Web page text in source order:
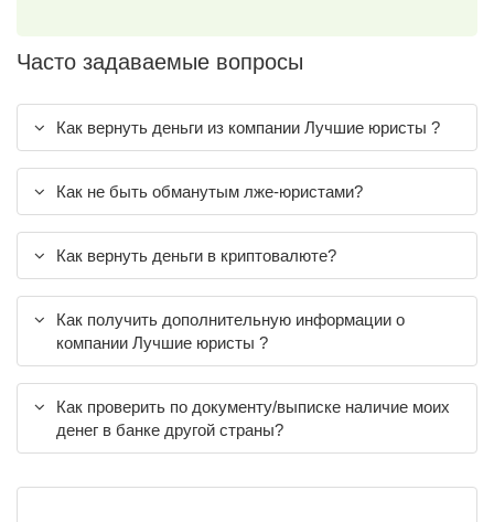
Часто задаваемые вопросы
Как вернуть деньги из компании Лучшие юристы ?
Как не быть обманутым лже-юристами?
Как вернуть деньги в криптовалюте?
Как получить дополнительную информации о
компании Лучшие юристы ?
Как проверить по документу/выписке наличие моих
денег в банке другой страны?